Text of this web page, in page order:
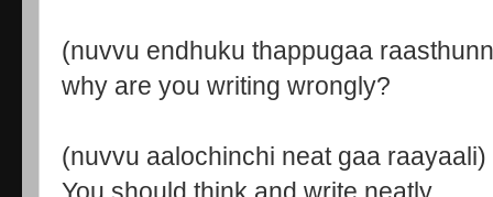
(nuvvu endhuku thappugaa
why are you writing wrongly?
(nuvvu aalochinchi neat gaa raayaali)